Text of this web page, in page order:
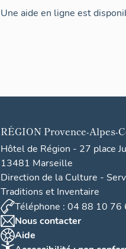
Une aide en ligne est
RÉGION Provence-Alpes-
Hôtel de Région - 27 place
13481 Marseille
Direction de la Culture -
Traditions et Inventaire
Téléphone : 04 88 10 76
Nous contacter
Aide